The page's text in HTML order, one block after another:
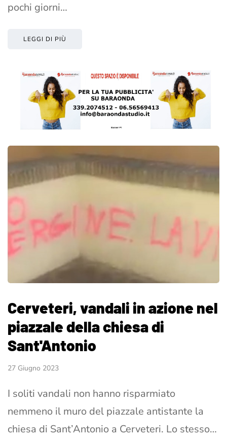
pochi giorni…
LEGGI DI PIÙ
Cerveteri, vandali in azione nel
piazzale della chiesa di
Sant'Antonio
27 Giugno 2023
I soliti vandali non hanno risparmiato
nemmeno il muro del piazzale antistante la
chiesa di Sant’Antonio a Cerveteri. Lo stesso…